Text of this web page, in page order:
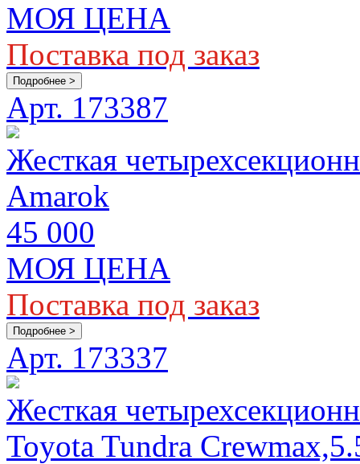
МОЯ ЦЕНА
Поставка под заказ
Подробнее >
Арт. 173387
Жесткая
Amarok
45 000
МОЯ ЦЕНА
Поставка под заказ
Подробнее >
Арт. 173337
Жесткая
Toyota Tundra